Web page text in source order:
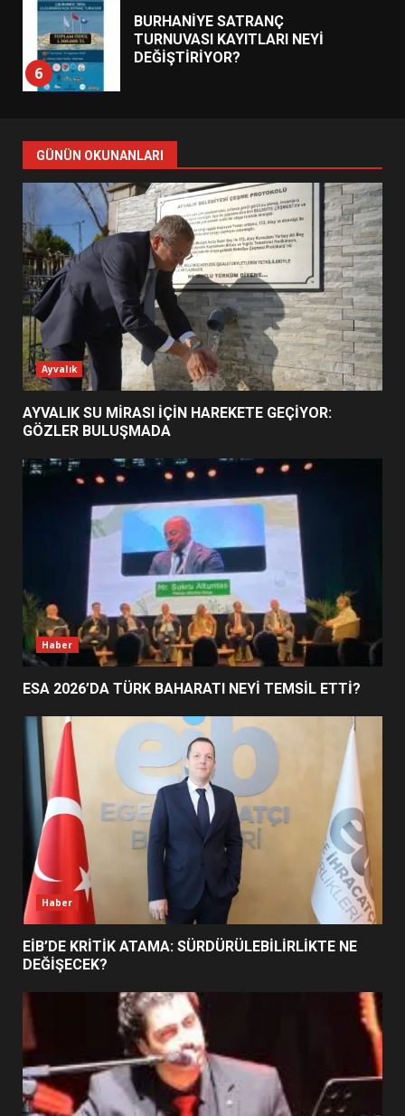
6
BURHANİYE SATRANÇ
TURNUVASI KAYITLARI NEYİ
DEĞİŞTİRİYOR?
7
YENİ YÖNETİM NASIL
ŞEKİLLENDİ?
1
AYVALIK SU MİRASI İÇİN
HAREKETE GEÇİYOR: GÖZLER
BULUŞMADA
2
ESA 2026’DA TÜRK BAHARATI
NEYİ TEMSİL ETTİ?
EİB’DE KRİTİK ATAMA:
SÜRDÜRÜLEBİLİRLİKTE NE
DEĞİŞECEK?
4
EDREMİT’İN GURURU TÜRKİYE
FİNALİNDE NE BAŞARDI?
5
UZATILDI: NE DEĞİŞTİ?
6
BURHANİYE SATRANÇ
TURNUVASI KAYITLARI NEYİ
DEĞİŞTİRİYOR?
BURHANİYE BELEDİYESPOR’DA
YENİ YÖNETİM NASIL
GÜNÜN OKUNANLARI
Ayvalık
AYVALIK SU MİRASI İÇİN HAREKETE GEÇİYOR:
GÖZLER BULUŞMADA
Haber
ESA 2026’DA TÜRK BAHARATI NEYİ TEMSİL ETTİ?
Haber
EİB’DE KRİTİK ATAMA: SÜRDÜRÜLEBİLİRLİKTE NE
DEĞİŞECEK?